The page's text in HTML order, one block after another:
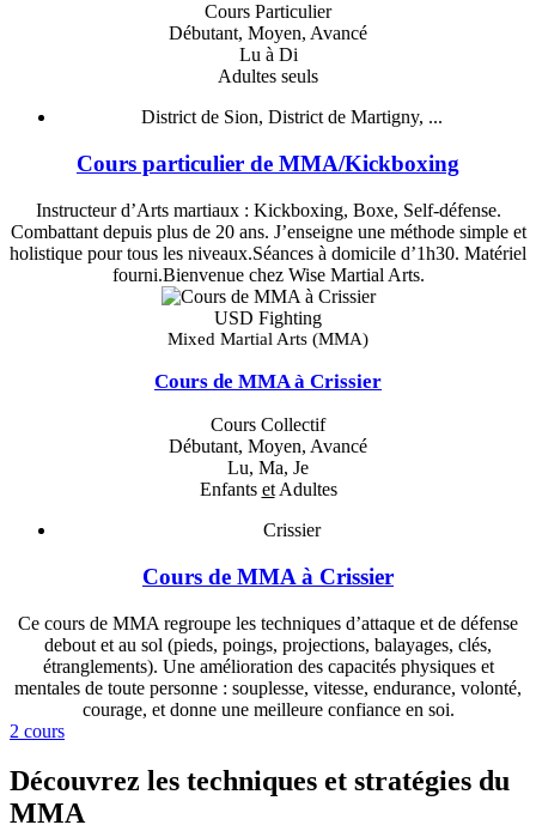
Cours Particulier
Débutant, Moyen, Avancé
Lu à Di
Adultes seuls
District de Sion, District de Martigny, ...
Cours particulier de MMA/Kickboxing
Instructeur d’Arts martiaux : Kickboxing, Boxe, Self-défense.
Combattant depuis plus de 20 ans. J’enseigne une méthode simple et
holistique pour tous les niveaux.Séances à domicile d’1h30. Matériel
fourni.Bienvenue chez Wise Martial Arts.
USD Fighting
Mixed Martial Arts (MMA)
Cours de MMA à Crissier
Cours Collectif
Débutant, Moyen, Avancé
Lu, Ma, Je
Enfants etAdultes
Crissier
Cours de MMA à Crissier
Ce cours de MMA regroupe les techniques d’attaque et de défense
debout et au sol (pieds, poings, projections, balayages, clés,
étranglements). Une amélioration des capacités physiques et
mentales de toute personne : souplesse, vitesse, endurance, volonté,
courage, et donne une meilleure confiance en soi.
2 cours
Découvrez les techniques et stratégies du
MMA